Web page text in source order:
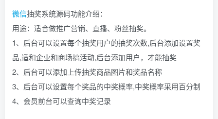
微信抽奖系统源码功能介绍：
用途：适合做推广营销、直播、粉丝抽奖。
1、后台可以设置每个抽奖用户的抽奖次数,后台添加设置奖
品,适和企业和商场搞活动,后台添加用户，才能抽奖
2、后台可以添加上传抽奖商品图片和奖品名称
3、后台可以设置每个奖品的中奖概率,中奖概率采用百分制
4、会员前台可以查询中奖记录